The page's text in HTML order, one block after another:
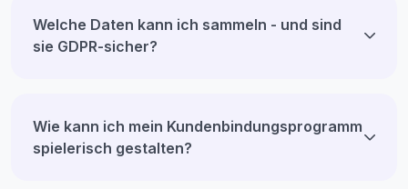
Welche Daten kann ich sammeln - und sind
sie GDPR-sicher?
Wie kann ich mein Kundenbindungsprogramm
spielerisch gestalten?